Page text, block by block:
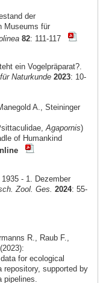
der
Museums für
82: 111-117
ein Vogelpräparat?.
Naturkunde 2023: 10-
A., Steininger
Agapornis)
of Humankind
- 1. Dezember
Zool. Ges. 2024: 55-
R., Raub F.,
for ecological
repository, supported by